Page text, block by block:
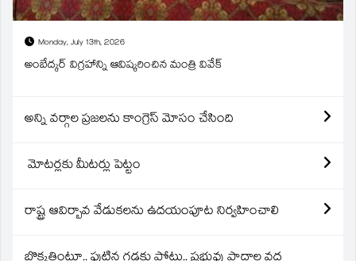
Monday, July 13th, 2026
అంబేద్కర్ విగ్రహాన్ని ఆవిష్కరించిన మంత్రి వివేక్
అన్ని వర్గాల ప్రజలను కాంగ్రెస్ మోసం చేసింది
మోటర్లకు మీటర్లు పెట్టం
రాష్ట్ర ఆవిర్బావ వేడుకలను ఉదయంపూట నిర్వహించాలి